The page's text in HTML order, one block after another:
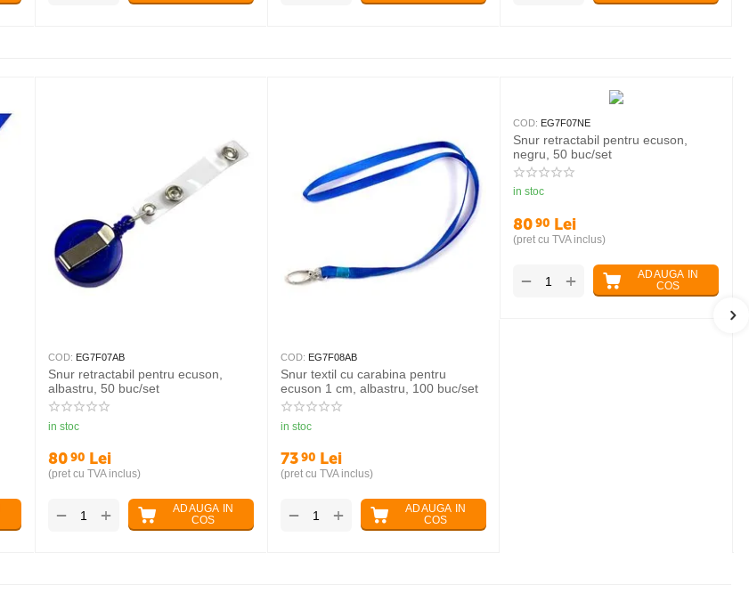
COD: EG7F07AB
Snur retractabil pentru ecuson,
albastru, 50 buc/set
in stoc
8090 Lei
(pret cu TVA inclus)
ADAUGA IN
COS
+
−
COD: EG7F08AB
Snur textil cu carabina pentru
ecuson 1 cm, albastru, 100 buc/set
in stoc
7390 Lei
(pret cu TVA inclus)
ADAUGA IN
COS
+
−
COD: EG7F07NE
Snur retractabil pentru ecuson,
negru, 50 buc/set
in stoc
8090 Lei
(pret cu TVA inclus)
ADAUGA IN
COS
+
−